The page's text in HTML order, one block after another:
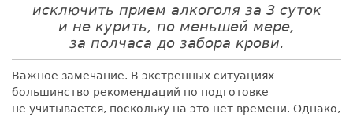
исключить прием алкоголя за 3 суток
и не курить, по меньшей мере,
за полчаса до забора крови.
Важное замечание. В экстренных ситуациях
большинство рекомендаций по подготовке
не учитывается, поскольку на это нет времени. Однако,